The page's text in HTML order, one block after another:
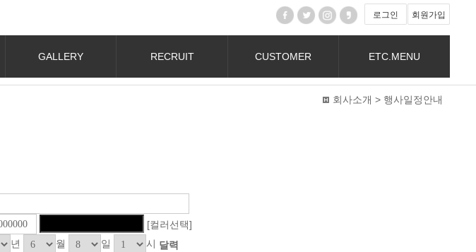
로그인 회원가입
GALLERY RECRUIT CUSTOMER ETC.MENU
회사소개 > 행사일정안내
[컬러선택]
년 월 일 시 달력